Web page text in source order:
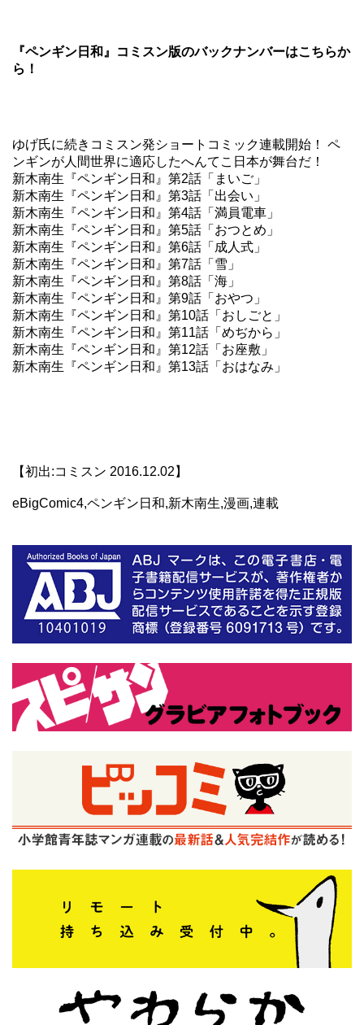
『ペンギン日和』コミスン版のバックナンバーはこちらか
ら！
ゆげ氏に続きコミスン発ショートコミック連載開始！ ペ
ンギンが人間世界に適応したへんてこ日本が舞台だ！
新木南生『ペンギン日和』第2話「まいご」
新木南生『ペンギン日和』第3話「出会い」
新木南生『ペンギン日和』第4話「満員電車」
新木南生『ペンギン日和』第5話「おつとめ」
新木南生『ペンギン日和』第6話「成人式」
新木南生『ペンギン日和』第7話「雪」
新木南生『ペンギン日和』第8話「海」
新木南生『ペンギン日和』第9話「おやつ」
新木南生『ペンギン日和』第10話「おしごと」
新木南生『ペンギン日和』第11話「めぢから」
新木南生『ペンギン日和』第12話「お座敷」
新木南生『ペンギン日和』第13話「おはなみ」
【初出:コミスン 2016.12.02】
eBigComic4,ペンギン日和,新木南生,漫画,連載